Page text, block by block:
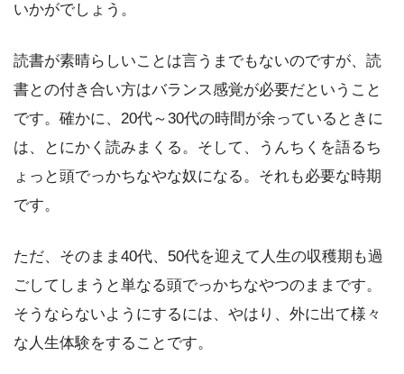
いかがでしょう。
読書が素晴らしいことは言うまでもないのですが、読
書との付き合い方はバランス感覚が必要だということ
です。確かに、20代～30代の時間が余っているときに
は、とにかく読みまくる。そして、うんちくを語るち
ょっと頭でっかちなやな奴になる。それも必要な時期
です。
ただ、そのまま40代、50代を迎えて人生の収穫期も過
ごしてしまうと単なる頭でっかちなやつのままです。
そうならないようにするには、やはり、外に出て様々
な人生体験をすることです。